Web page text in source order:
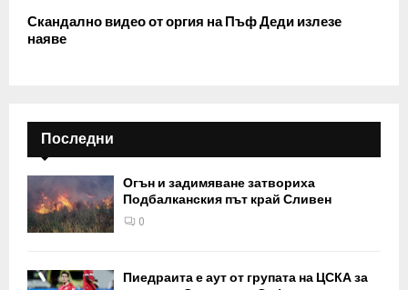
Скандално видео от оргия на Пъф Деди излезе
наяве
Последни
Огън и задимяване затвориха
Подбалканския път край Сливен
0
Пиедраита е аут от групата на ЦСКА за